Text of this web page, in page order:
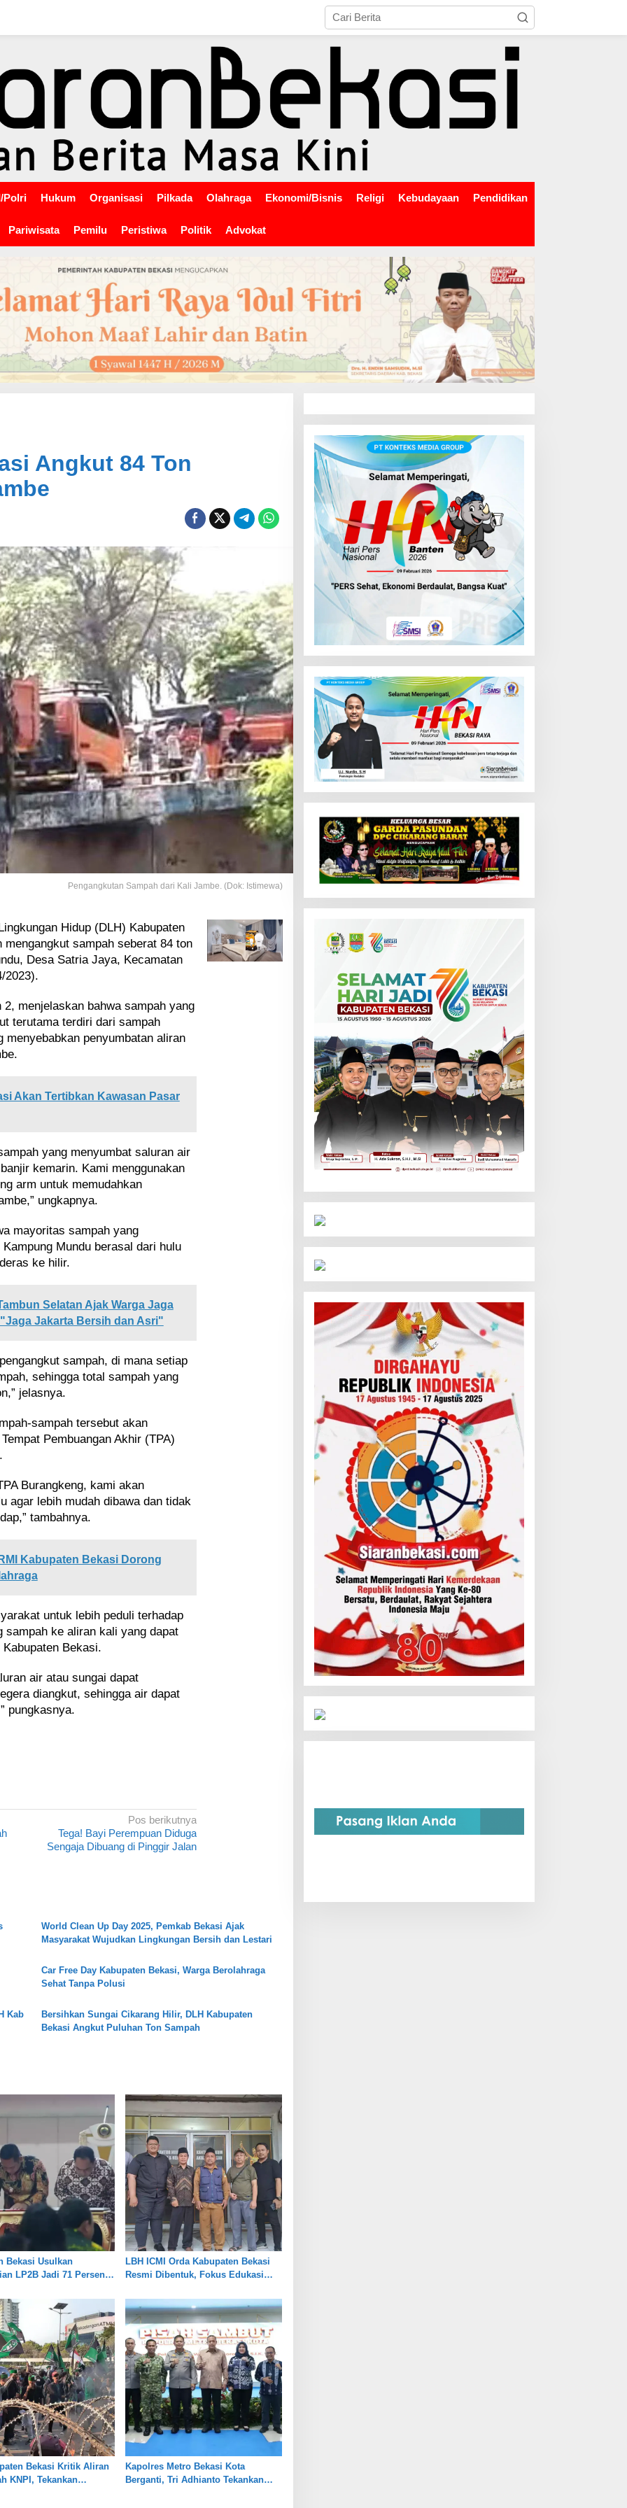
Polri Hukum Organisasi Pilkada Olahraga Ekonomi/Bisnis Religi Kebudayaan Pendidikan
Pariwisata Pemilu Peristiwa Politik Advokat
Angkut 84 Ton
Pengangkutan Sampah dari Kali Jambe. (Dok: Istimewa)
Hidup (DLH) Kabupaten
sampah seberat 84 ton
Desa Satria Jaya, Kecamatan
2023).
menjelaskan bahwa sampah yang
terutama terdiri dari sampah
penyumbatan aliran
Akan Tertibkan Kawasan Pasar
yang menyumbat saluran air
kemarin. Kami menggunakan
arm untuk memudahkan
ungkapnya.
mayoritas sampah yang
Mundu berasal dari hulu
ke hilir.
Selatan Ajak Warga Jaga
Jakarta Bersih dan Asri"
sampah, di mana setiap
sehingga total sampah yang
jelasnya.
sampah tersebut akan
Pembuangan Akhir (TPA)
Burangkeng, kami akan
agar lebih mudah dibawa dan tidak
tambahnya.
Kabupaten Bekasi Dorong
untuk lebih peduli terhadap
sampah ke aliran kali yang dapat
Bekasi.
air atau sungai dapat
diangkut, sehingga air dapat
pungkasnya.
Pos berikutnya
Tega! Bayi Perempuan Diduga
Sengaja Dibuang di Pinggir Jalan
World Clean Up Day 2025, Pemkab Bekasi Ajak
Masyarakat Wujudkan Lingkungan Bersih dan Lestari
Car Free Day Kabupaten Bekasi, Warga Berolahraga
Sehat Tanpa Polusi
Kab
Bersihkan Sungai Cikarang Hilir, DLH Kabupaten
Bekasi Angkut Puluhan Ton Sampah
Bekasi Usulkan
LP2B Jadi 71 Persen,
LBH ICMI Orda Kabupaten Bekasi
Resmi Dibentuk, Fokus Edukasi
Bekasi Kritik Aliran
KNPI, Tekankan
Kapolres Metro Bekasi Kota
Berganti, Tri Adhianto Tekankan